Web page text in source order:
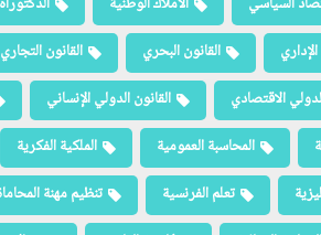
القانون البحري القانون التجاري
الاقتصادي القانون الدولي الإنساني
المحاسبة العمومية الملكية الفكرية
تعلم الفرنسية تنظيم مهنة